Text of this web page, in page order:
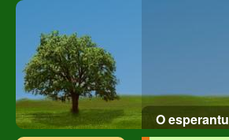
O esperantu